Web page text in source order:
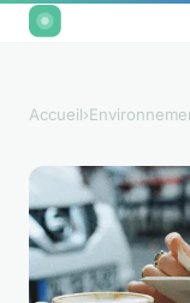
Accueil›